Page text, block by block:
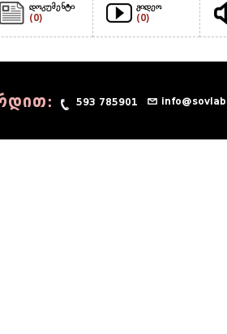
დოკუმენტი
(0)
ვიდეო
(0)
593 785901